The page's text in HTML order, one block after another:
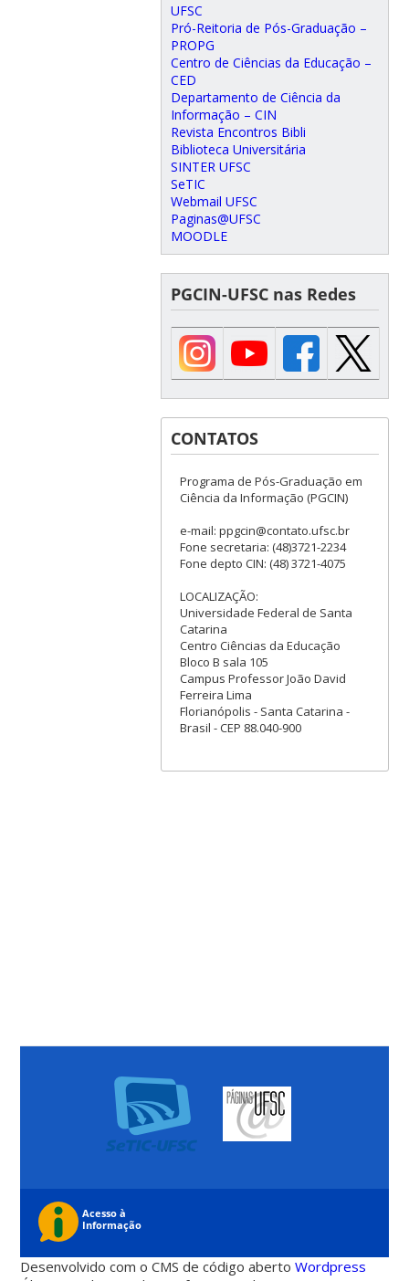
UFSC
Pró-Reitoria de Pós-Graduação –
PROPG
Centro de Ciências da Educação –
CED
Departamento de Ciência da
Informação – CIN
Revista Encontros Bibli
Biblioteca Universitária
SINTER UFSC
SeTIC
Webmail UFSC
Paginas@UFSC
MOODLE
PGCIN-UFSC nas Redes
CONTATOS
Programa de Pós-Graduação em
Ciência da Informação (PGCIN)
e-mail: ppgcin@contato.ufsc.br
Fone secretaria: (48)3721-2234
Fone depto CIN: (48) 3721-4075
LOCALIZAÇÃO:
Universidade Federal de Santa
Catarina
Centro Ciências da Educação
Bloco B sala 105
Campus Professor João David
Ferreira Lima
Florianópolis - Santa Catarina -
Brasil - CEP 88.040-900
Desenvolvido com o CMS de código abertoWordpress